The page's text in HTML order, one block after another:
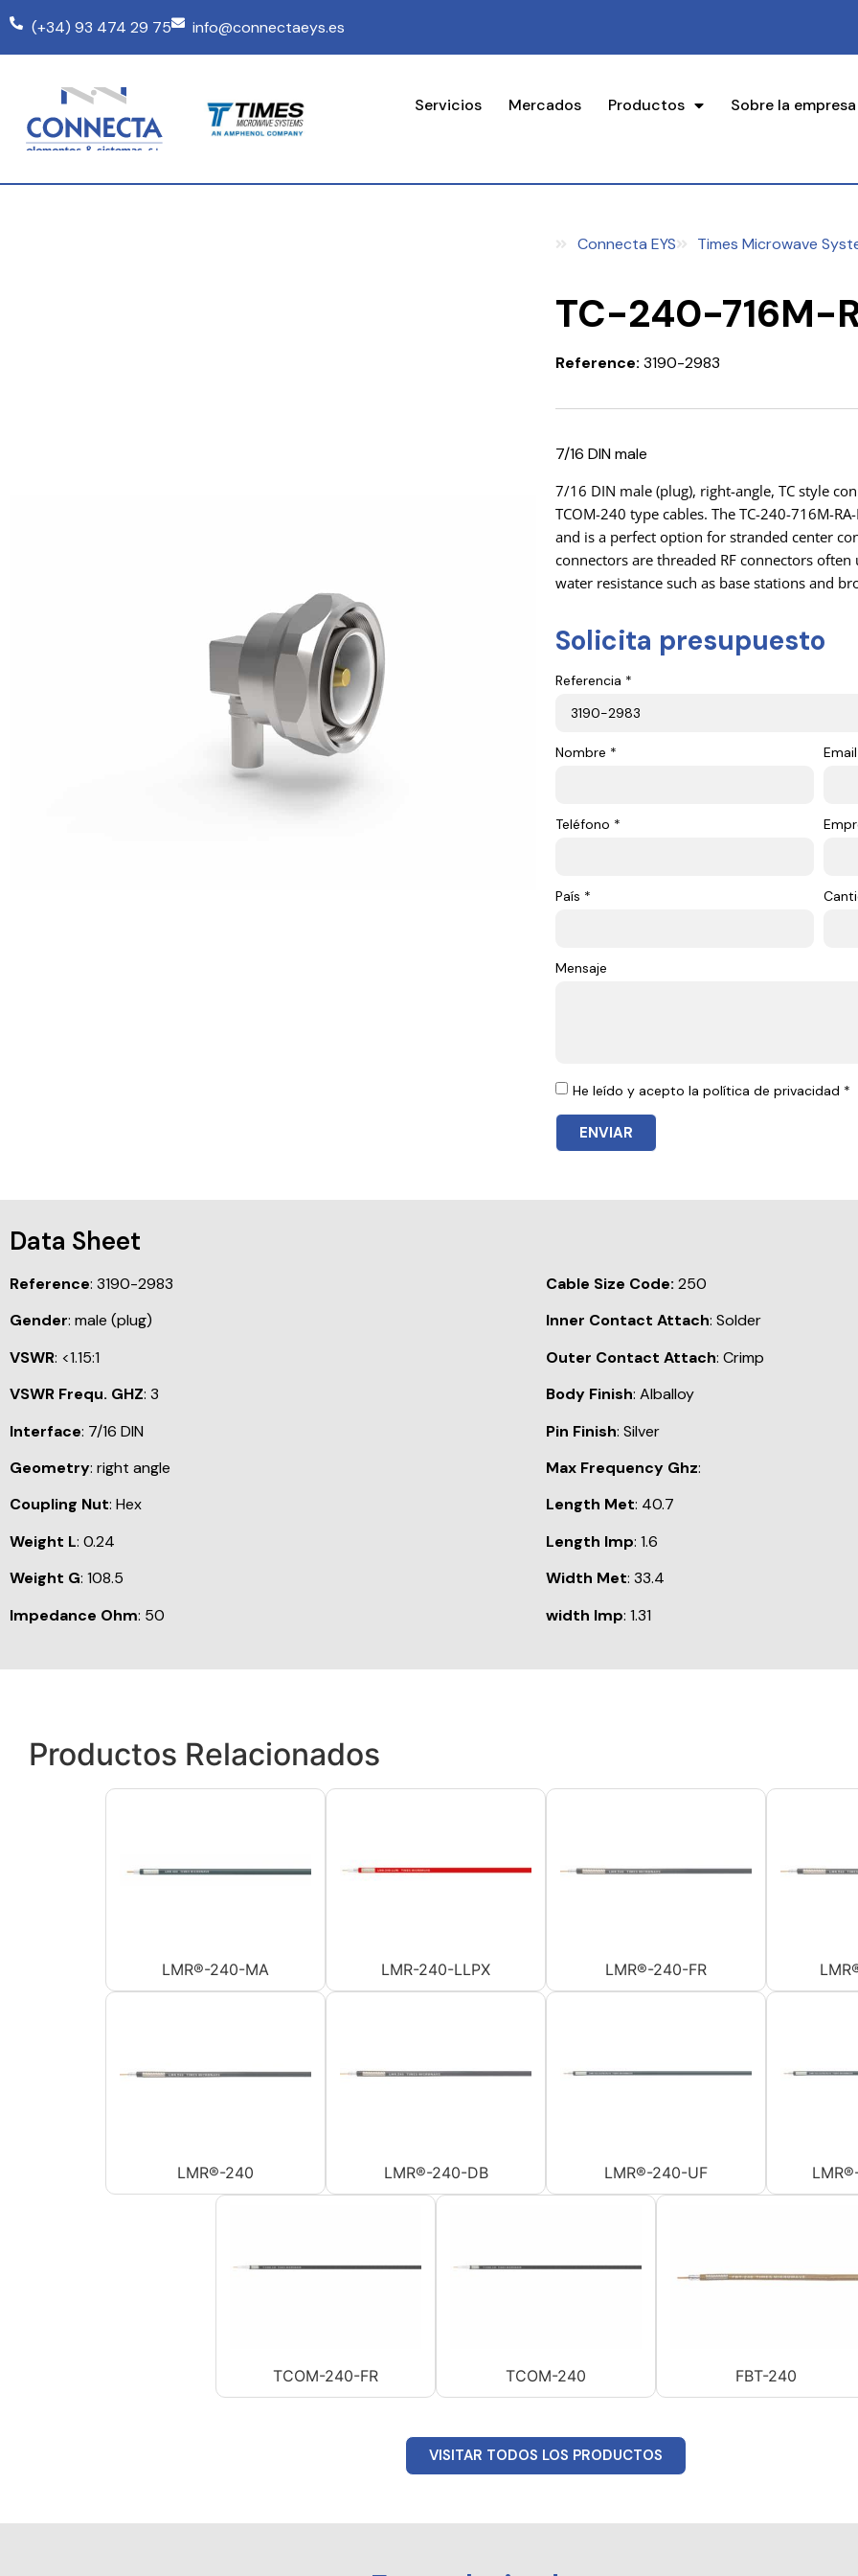
(+34) 93 474 29 75 info@connectaeys.es
Servicios Mercados Productos Sobre la empresa
Connecta EYS Times Microwave
TC-240-716M-
Reference: 3190-2983
7/16 DIN male
7/16 DIN male (plug), right-angle, TC style
TCOM-240 type cables. The TC-240-716M-
and is a perfect option for stranded center
connectors are threaded RF connectors
water resistance such as base stations and
Solicita presupuesto
Referencia *
Nombre *
Teléfono *
País *
Mensaje
He leído y acepto la política de privacidad *
ENVIAR
Data Sheet
Reference: 3190-2983
Gender: male (plug)
VSWR: <1.15:1
VSWR Frequ. GHZ: 3
Interface: 7/16 DIN
Geometry: right angle
Coupling Nut: Hex
Weight L: 0.24
Weight G: 108.5
Impedance Ohm: 50
Cable Size Code: 250
Inner Contact Attach: Solder
Outer Contact Attach: Crimp
Body Finish: Alballoy
Pin Finish: Silver
Max Frequency Ghz:
Length Met: 40.7
Length Imp: 1.6
Width Met: 33.4
width Imp: 1.31
Productos Relacionados
LMR®-240-MA LMR-240-LLPX LMR®-240-FR
LMR®-240 LMR®-240-DB LMR®-240-UF
TCOM-240-FR TCOM-240 FBT-240
VISITAR TODOS LOS PRODUCTOS